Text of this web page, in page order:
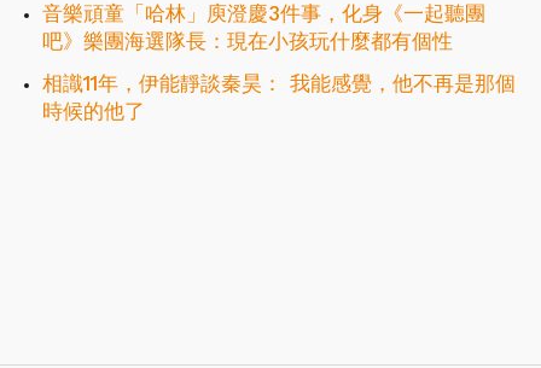
音樂頑童「哈林」庾澄慶3件事，化身《一起聽團
吧》樂團海選隊長：現在小孩玩什麼都有個性
相識11年，伊能靜談秦昊： 我能感覺，他不再是那個
時候的他了